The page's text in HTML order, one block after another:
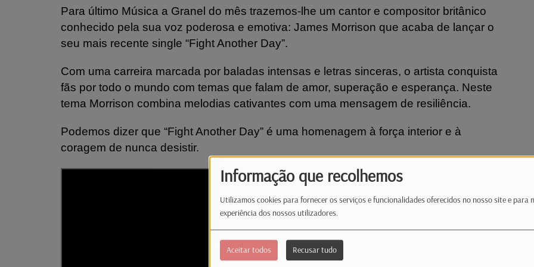
Informação que recolhemos
Utilizamos cookies para fornecer os serviços e funcionalidades oferecidos no nosso site e para
experiência dos nossos utilizadores.
Aceitar todos Recusar tudo
Para último Música a Granel do mês trazemos-lhe um cantor e compositor britânico
conhecido pela sua voz poderosa e emotiva: James Morrison que acaba de lançar o
seu mais recente single “Fight Another Day”.
Com uma carreira marcada por baladas intensas e letras sinceras, o artista conquista
fãs por todo o mundo com temas que falam de amor, superação e esperança. Neste
tema Morrison combina melodias cativantes com uma mensagem de resiliência.
Podemos dizer que “Fight Another Day” é uma homenagem à força interior e à
coragem de nunca desistir.